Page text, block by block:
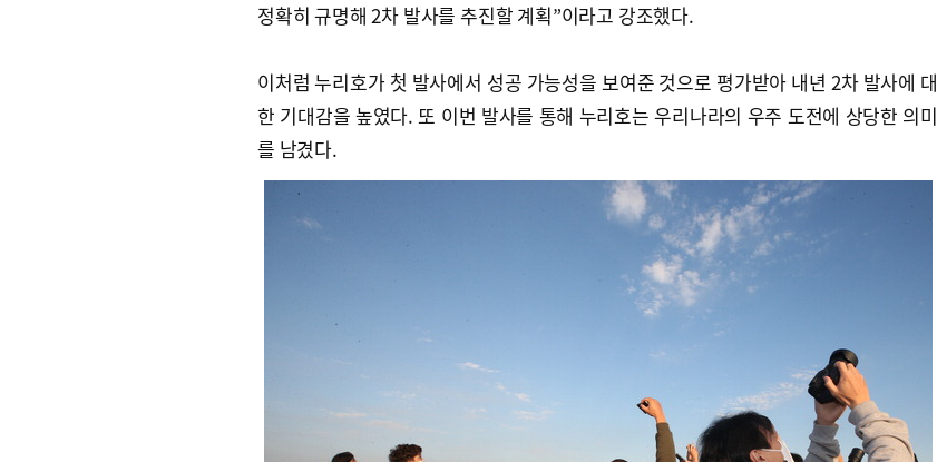
정확히 규명해 2차 발사를 추진할 계획”이라고 강조했다.
이처럼 누리호가 첫 발사에서 성공 가능성을 보여준 것으로 평가받아 내년 2차 발사에 대
한 기대감을 높였다. 또 이번 발사를 통해 누리호는 우리나라의 우주 도전에 상당한 의미
를 남겼다.